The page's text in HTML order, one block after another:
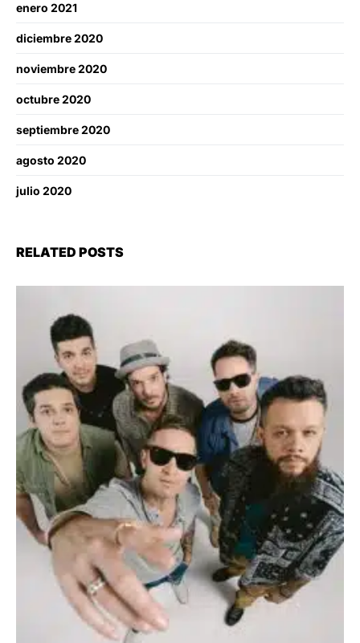
enero 2021
diciembre 2020
noviembre 2020
octubre 2020
septiembre 2020
agosto 2020
julio 2020
RELATED POSTS